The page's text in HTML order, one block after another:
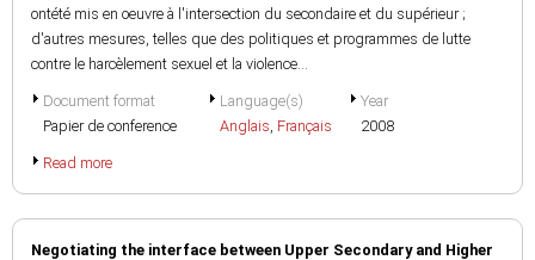
ontété mis en oeuvre à l'intersection du secondaire et du supérieur ;
d'autres mesures, telles que des politiques et programmes de lutte
contre le harcèlement sexuel et la violence...
Document format
Papier de conference
Language(s)
Anglais, Français
Year
2008
Read more
Negotiating the interface between Upper Secondary and Higher